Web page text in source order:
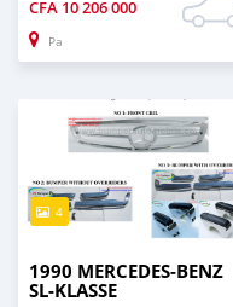
CFA 10 206 000
Pa
4
1990 MERCEDES-BENZ
SL-KLASSE